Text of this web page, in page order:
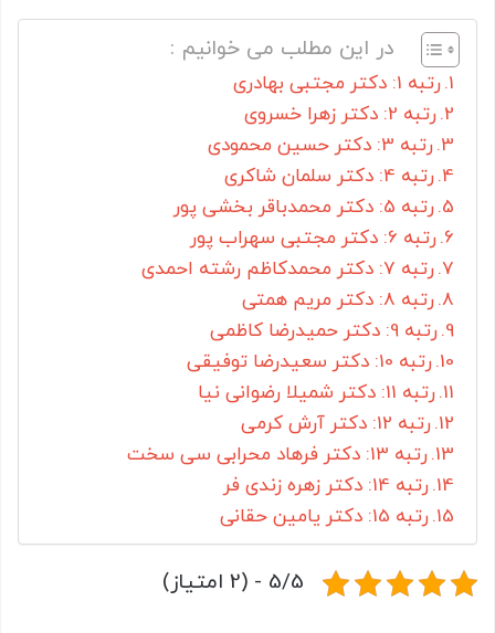
در این مطلب می خوانیم :
رتبه 1: دکتر مجتبی بهادری
رتبه 2: دکتر زهرا خسروی
رتبه 3: دکتر حسین محمودی
رتبه 4: دکتر سلمان شاکری
رتبه 5: دکتر محمدباقر بخشی پور
رتبه 6: دکتر مجتبی سهراب پور
رتبه 7: دکتر محمدکاظم رشته احمدی
رتبه 8: دکتر مریم همتی
رتبه 9: دکتر حمیدرضا کاظمی
رتبه 10: دکتر سعیدرضا توفیقی
رتبه 11: دکتر شمیلا رضوانی نیا
رتبه 12: دکتر آرش کرمی
رتبه 13: دکتر فرهاد محرابی سی سخت
رتبه 14: دکتر زهره زندی فر
رتبه 15: دکتر یامین حقانی
5/5 - (2 امتیاز)